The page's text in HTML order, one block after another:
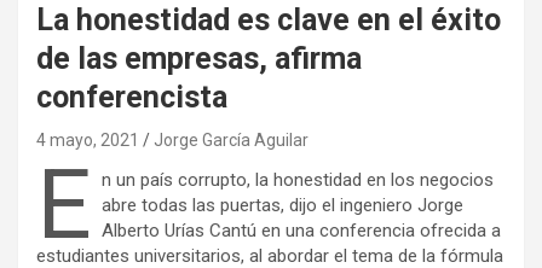
La honestidad es clave en el éxito
de las empresas, afirma
conferencista
4 mayo, 2021 Jorge García Aguilar
E
n un país corrupto, la honestidad en los negocios
abre todas las puertas, dijo el ingeniero Jorge
Alberto Urías Cantú en una conferencia ofrecida a
estudiantes universitarios, al abordar el tema de la fórmula